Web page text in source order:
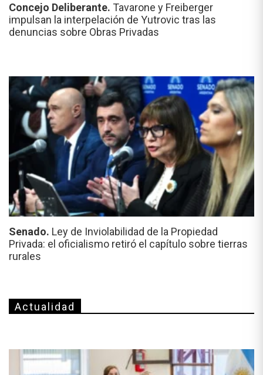
Concejo Deliberante. Tavarone y Freiberger
impulsan la interpelación de Yutrovic tras las
denuncias sobre Obras Privadas
Senado. Ley de Inviolabilidad de la Propiedad
Privada: el oficialismo retiró el capítulo sobre tierras
rurales
Actualidad